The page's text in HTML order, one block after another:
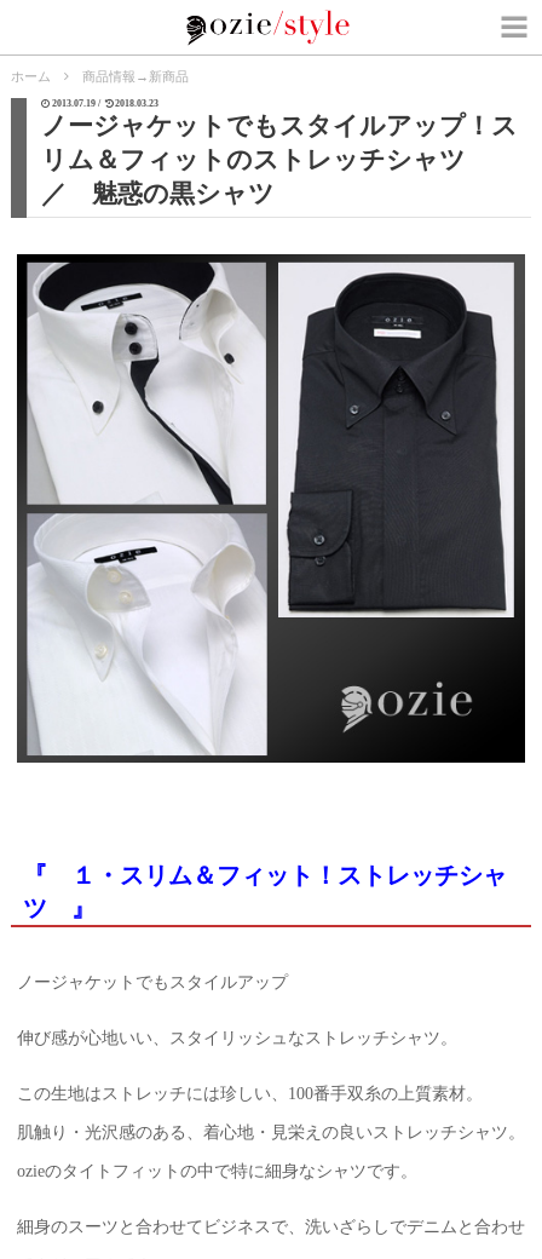
ホーム 商品情報 → 新商品
2013.07.19 / 2018.03.23
ノージャケットでもスタイルアップ！ス
リム＆フィットのストレッチシャツ
／ 魅惑の黒シャツ
『 １・スリム＆フィット！ストレッチシャ
ツ 』
ノージャケットでもスタイルアップ
伸び感が心地いい、スタイリッシュなストレッチシャツ。
この生地はストレッチには珍しい、100番手双糸の上質素材。
肌触り・光沢感のある、着心地・見栄えの良いストレッチシャツ。
ozieのタイトフィットの中で特に細身なシャツです。
細身のスーツと合わせてビジネスで、洗いざらしでデニムと合わせ